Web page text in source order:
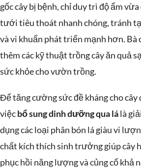
gốc cây bị bệnh, chỉ duy trì độ ẩm
tưới tiêu thoát nhanh chóng, tránh
và vi khuẩn phát triển mạnh hơn. Bà
thêm các kỹ thuật trồng cây ăn quả
sức khỏe cho vườn trồng.
Để tăng cường sức đề kháng cho cây
việcbổ sung dinh dưỡng qua lálà
dụng các loại phân bón lá giàu vi
chất kích thích sinh trưởng giúp cây
phục hồi năng lượng và củng cố khả